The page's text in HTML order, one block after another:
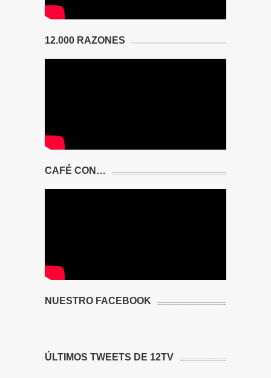
12.000 RAZONES
CAFÉ CON…
NUESTRO FACEBOOK
ÚLTIMOS TWEETS DE 12TV